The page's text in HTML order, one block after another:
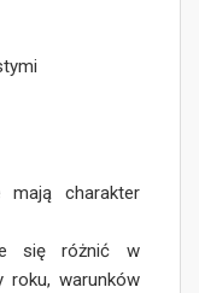
mają charakter
się różnić w
roku, warunków